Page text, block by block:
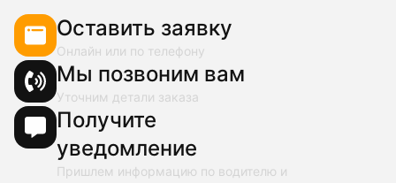
Оставить заявку
Онлайн или по телефону
Мы позвоним вам
Уточним детали заказа
Получите
уведомление
Пришлем информацию по водителю и